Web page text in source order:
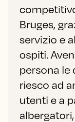
Bruges,
servizio e
ospiti.
persona le
riesco ad
utenti e a
albergatori,